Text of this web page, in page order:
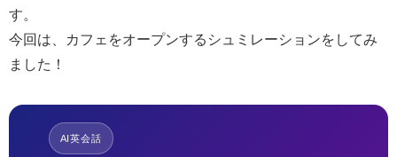
す。
今回は、カフェをオープンするシュミレーションをしてみ
ました！
AI英会話